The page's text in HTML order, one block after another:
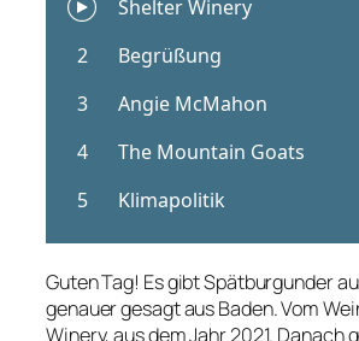
Guten Tag! Es gibt Spätburgunder
genauer gesagt aus Baden. Vom
Winery, aus dem Jahr 2021. Danach